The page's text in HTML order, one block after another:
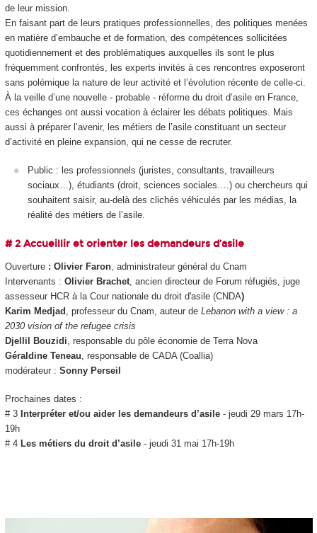
de leur mission.
En faisant part de leurs pratiques professionnelles, des politiques menées
en matière d’embauche et de formation, des compétences sollicitées
quotidiennement et des problématiques auxquelles ils sont le plus
fréquemment confrontés, les experts invités à ces rencontres exposeront
sans polémique la nature de leur activité et l’évolution récente de celle-ci.
À la veille d’une nouvelle - probable - réforme du droit d’asile en France,
ces échanges ont aussi vocation à éclairer les débats politiques. Mais
aussi à préparer l’avenir, les métiers de l’asile constituant un secteur
d’activité en pleine expansion, qui ne cesse de recruter.
Public : les professionnels (juristes, consultants, travailleurs
sociaux…), étudiants (droit, sciences sociales….) ou chercheurs qui
souhaitent saisir, au-delà des clichés véhiculés par les médias, la
réalité des métiers de l’asile.
# 2 Accueillir et orienter les demandeurs d’asile
Ouverture: Olivier Faron, administrateur général du Cnam
Intervenants : Olivier Brachet, ancien directeur de Forum réfugiés, juge
assesseur HCR à la Cour nationale du droit d'asile (CNDA)
Karim Medjad , professeur du Cnam, auteur de Lebanon with a view : a
2030 vision of the refugee crisis
Djellil Bouzidi , responsable du pôle économie de Terra Nova
Géraldine Teneau , responsable de CADA (Coallia)
modérateur : Sonny Perseil
Prochaines dates :
# 3 Interpréter et/ou aider les demandeurs d’asile- jeudi 29 mars 17h-
19h
# 4 Les métiers du droit d’asile- jeudi 31 mai 17h-19h